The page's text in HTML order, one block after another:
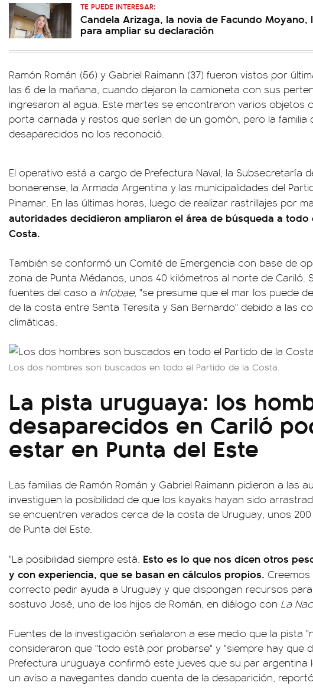
TE PUEDE INTERESAR:
Candela Arizaga, la novia de Facundo Moyano,
para ampliar su declaración
Ramón Román (56) y Gabriel Raimann (37) fueron vistos por
las 6 de la mañana, cuando dejaron la camioneta con sus
ingresaron al agua. Este martes se encontraron varios objetos
porta carnada y restos que serían de un gomón, pero la familia
desaparecidos no los reconoció.
El operativo está a cargo de Prefectura Naval, la Subsecretaría
bonaerense, la Armada Argentina y las municipalidades del
Pinamar. En las últimas horas, luego de realizar rastrillajes por
autoridades decidieron ampliaron el área de búsqueda a todo
Costa.
También se conformó un Comité de Emergencia con base de
zona de Punta Médanos, unos 40 kilómetros al norte de Cariló.
fuentes del caso a Infobae, "se presume que el mar los puede
de la costa entre Santa Teresita y San Bernardo" debido a las
climáticas.
Los dos hombres son buscados en todo el Partido de la Costa.
La pista uruguaya: los
desaparecidos en Cariló
estar en Punta del Este
Las familias de Ramón Román y Gabriel Raimann pidieron a las
investiguen la posibilidad de que los kayaks hayan sido
se encuentren varados cerca de la costa de Uruguay, unos
de Punta del Este.
"La posibilidad siempre está. Esto es lo que nos dicen otros
y con experiencia, que se basan en cálculos propios.
correcto pedir ayuda a Uruguay y que dispongan recursos
sostuvo José, uno de los hijos de Román, en diálogo con La
Fuentes de la investigación señalaron a ese medio que la pista
consideraron que "todo está por probarse" y "siempre hay que
Prefectura uruguaya confirmó este jueves que su par argentina
un aviso a navegantes dando cuenta de la desaparición,